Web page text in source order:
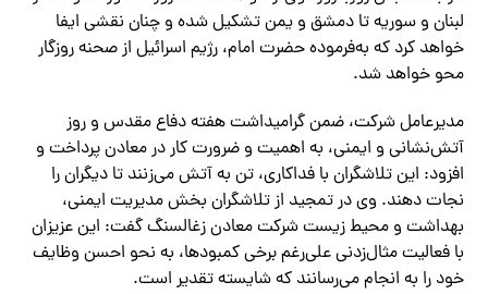
لبنان و سوریه تا دمشق و یمن تشکیل شده و چنان نقشی ایفا
خواهد کرد که به‌فرموده حضرت امام، رژیم اسرائیل از صحنه روزگار
محو خواهد شد.
مدیرعامل شرکت، ضمن گرامیداشت هفته دفاع مقدس و روز
آتش‌نشانی و ایمنی، به اهمیت و ضرورت کار در معادن پرداخت و
افزود: این تلاشگران با فداکاری، تن به آتش می‌زنند تا دیگران را
نجات دهند. وی در تمجید از تلاشگران بخش مدیریت ایمنی،
بهداشت و محیط زیست شرکت معادن زغالسنگ گفت: این عزیزان
با فعالیت مثال‌زدنی علی‌رغم برخی کمبودها، به نحو احسن وظایف
خود را به انجام می‌رسانند که شایسته تقدیر است.